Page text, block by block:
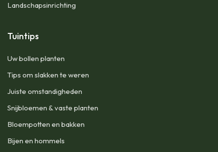
Landschapsinrichting
Tuintips
Uw bollen planten
Tips om slakken te weren
Juiste omstandigheden
Snijbloemen & vaste planten
Bloempotten en bakken
Bijen en hommels